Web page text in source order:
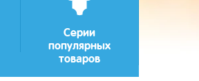
Серии
популярных
товаров